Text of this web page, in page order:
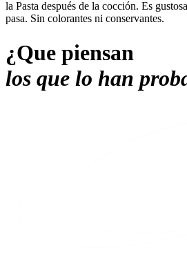
la Pasta después de la cocción. Es
pasa. Sin colorantes ni conservantes.
¿Que piensan
los que lo han